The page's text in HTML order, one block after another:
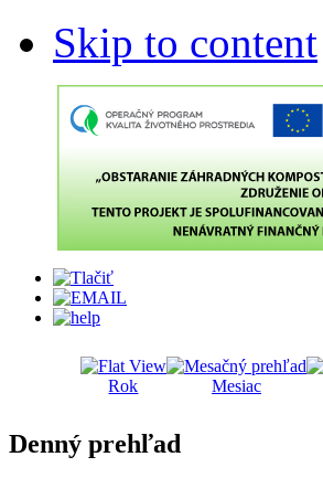
Skip to content
Rok Mesiac
Denný prehľad